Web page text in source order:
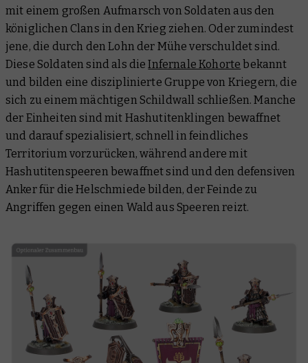
mit einem großen Aufmarsch von Soldaten aus den
königlichen Clans in den Krieg ziehen. Oder zumindest
jene, die durch den Lohn der Mühe verschuldet sind.
Diese Soldaten sind als dieInfernale Kohorte bekannt
und bilden eine disziplinierte Gruppe von Kriegern, die
sich zu einem mächtigen Schildwall schließen. Manche
der Einheiten sind mit Hashutitenklingen bewaffnet
und darauf spezialisiert, schnell in feindliches
Territorium vorzurücken, während andere mit
Hashutitenspeeren bewaffnet sind und den defensiven
Anker für die Helschmiede bilden, der Feinde zu
Angriffen gegen einen Wald aus Speeren reizt.